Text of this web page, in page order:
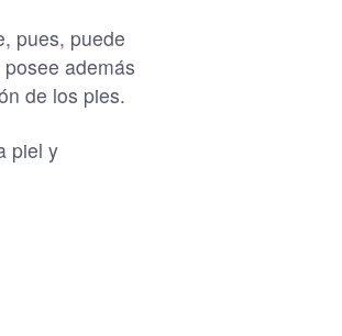
pues, puede
además
de los pies.
piel y